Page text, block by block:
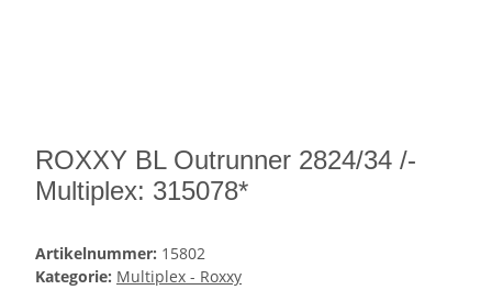
ROXXY BL Outrunner 2824/34 /-
Multiplex: 315078*
Artikelnummer: 15802
Kategorie: Multiplex - Roxxy